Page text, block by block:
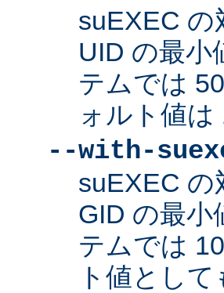
suEXEC
UID の最小
テムでは
ォルト値
--with-
suEXEC
GID の最小
テムでは
ト値とし